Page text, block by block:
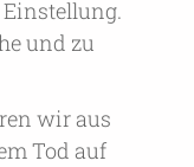
und zu
wir aus
Tod auf